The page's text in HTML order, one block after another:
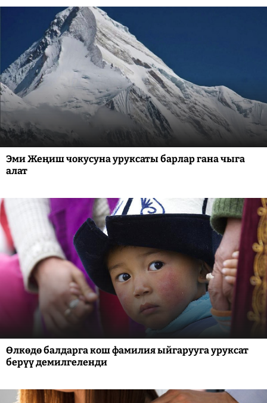
Эми Жеңиш чокусуна уруксаты барлар гана чыга
алат
Өлкөдө балдарга кош фамилия ыйгарууга уруксат
берүү демилгеленди